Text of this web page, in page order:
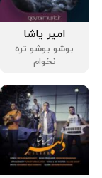
امیر یاشا
بوشو بوشو تره
نخوام